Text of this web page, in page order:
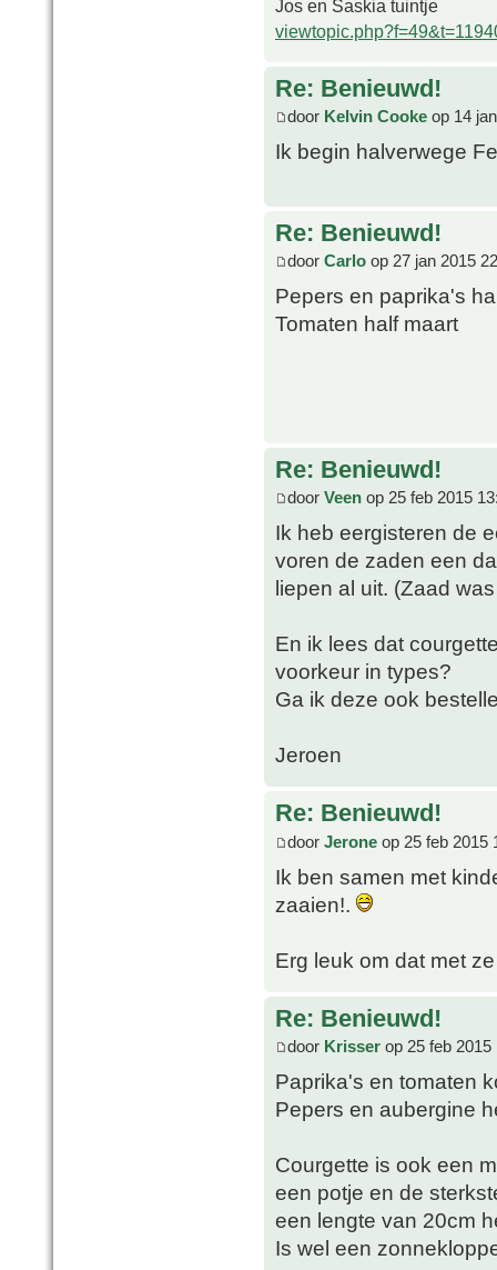
Jos en Saskia tuintje
Re: Benieuwd!
door Kelvin Cooke op 14
Ik begin halverwege
Re: Benieuwd!
door Carlo op 27 jan 2015
Pepers en paprika's
Tomaten half maart
Re: Benieuwd!
door Veen op 25 feb 2015
Ik heb eergisteren de
voren de zaden een
liepen al uit. (Zaad
En ik lees dat
voorkeur in types?
Ga ik deze ook
Jeroen
Re: Benieuwd!
door Jerone op 25 feb 2015
Ik ben samen met
zaaien!.
Erg leuk om dat met
Re: Benieuwd!
door Krisser op 25 feb 2015
Paprika's en tomaten
Pepers en aubergine
Courgette is ook een
een potje en de
een lengte van 20cm
Is wel een